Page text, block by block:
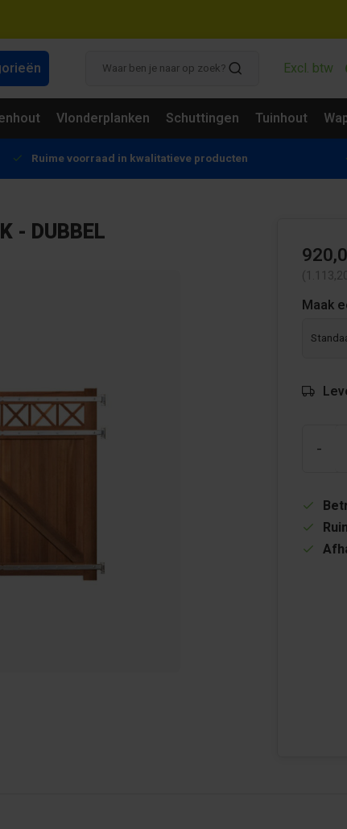
Excl. btw
Vlonderplanken Schuttingen Tuinhout
Ruime voorraad in kwalitatieve producten
- DUBBEL
Maak
-